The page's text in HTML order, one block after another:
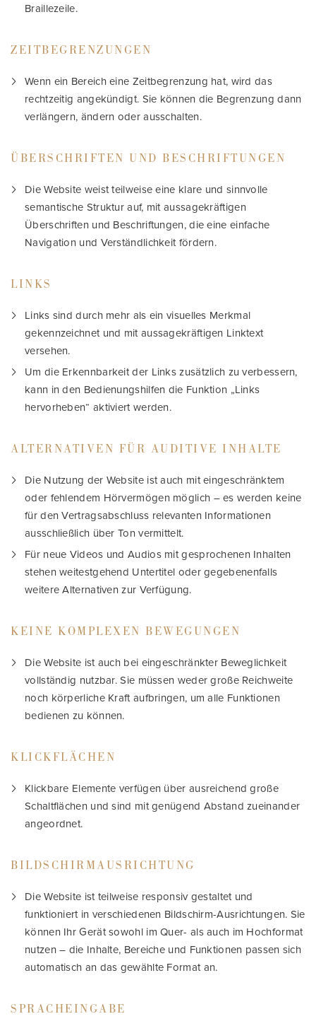
Braillezeile.
ZEITBEGRENZUNGEN
Wenn ein Bereich eine Zeitbegrenzung hat, wird das
rechtzeitig angekündigt. Sie können die Begrenzung dann
verlängern, ändern oder ausschalten.
ÜBERSCHRIFTEN UND BESCHRIFTUNGEN
Die Website weist teilweise eine klare und sinnvolle
semantische Struktur auf, mit aussagekräftigen
Überschriften und Beschriftungen, die eine einfache
Navigation und Verständlichkeit fördern.
LINKS
Links sind durch mehr als ein visuelles Merkmal
gekennzeichnet und mit aussagekräftigen Linktext
versehen.
Um die Erkennbarkeit der Links zusätzlich zu verbessern,
kann in den Bedienungshilfen die Funktion „Links
hervorheben“ aktiviert werden.
ALTERNATIVEN FÜR AUDITIVE INHALTE
Die Nutzung der Website ist auch mit eingeschränktem
oder fehlendem Hörvermögen möglich – es werden keine
für den Vertragsabschluss relevanten Informationen
ausschließlich über Ton vermittelt.
Für neue Videos und Audios mit gesprochenen Inhalten
stehen weitestgehend Untertitel oder gegebenenfalls
weitere Alternativen zur Verfügung.
KEINE KOMPLEXEN BEWEGUNGEN
Die Website ist auch bei eingeschränkter Beweglichkeit
vollständig nutzbar. Sie müssen weder große Reichweite
noch körperliche Kraft aufbringen, um alle Funktionen
bedienen zu können.
KLICKFLÄCHEN
Klickbare Elemente verfügen über ausreichend große
Schaltflächen und sind mit genügend Abstand zueinander
angeordnet.
BILDSCHIRMAUSRICHTUNG
Die Website ist teilweise responsiv gestaltet und
funktioniert in verschiedenen Bildschirm-Ausrichtungen. Sie
können Ihr Gerät sowohl im Quer- als auch im Hochformat
nutzen – die Inhalte, Bereiche und Funktionen passen sich
automatisch an das gewählte Format an.
SPRACHEINGABE